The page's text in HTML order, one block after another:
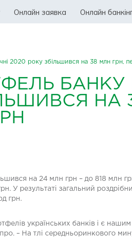
Онлайн заявка Онлайн
2020 року збільшився на 38 млн грн,
БАНКУ
НА
на 24 млн грн – до 818 млн
У результаті загальний
грн.
українських банків і є нашим
– На тлі середньоринкового